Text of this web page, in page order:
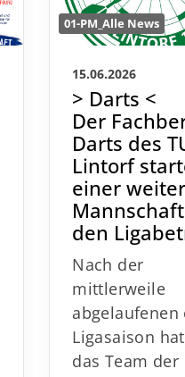
01-PM_Alle News
15.06.2026
> Darts <
Der
Darts des
Lintorf
einer
den
Nach der
mittlerweile
abgelaufenen
Ligasaison
das Team der